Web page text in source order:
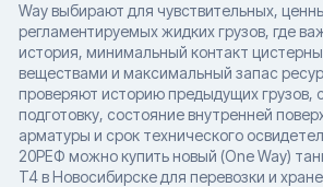
Way выбирают для чувствительных,
регламентируемых жидких грузов, где
история, минимальный контакт
веществами и максимальный запас
проверяют историю предыдущих грузов,
подготовку, состояние внутренней
арматуры и срок технического
20РЕФ можно купить новый (One Way)
T4 в Новосибирске для перевозки и